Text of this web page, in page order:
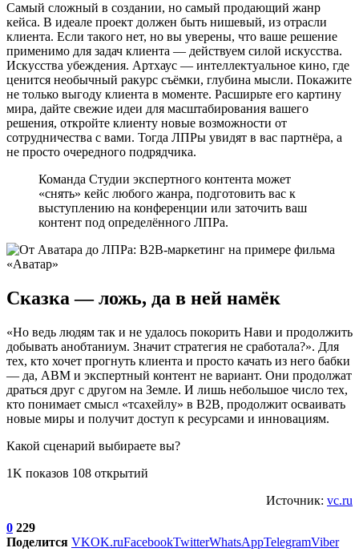
Самый сложный в создании, но самый продающий жанр
кейса. В идеале проект должен быть нишевый, из отрасли
клиента. Если такого нет, но вы уверены, что ваше решение
применимо для задач клиента — действуем силой искусства.
Искусства убеждения. Артхаус — интеллектуальное кино, где
ценится необычный ракурс съёмки, глубина мысли. Покажите
не только выгоду клиента в моменте. Расширьте его картину
мира, дайте свежие идеи для масштабирования вашего
решения, откройте клиенту новые возможности от
сотрудничества с вами. Тогда ЛПРы увидят в вас партнёра, а
не просто очередного подрядчика.
Команда Студии экспертного контента может
«снять» кейс любого жанра, подготовить вас к
выступлению на конференции или заточить ваш
контент под определённого ЛПРа.
Сказка — ложь, да в ней намёк
«Но ведь людям так и не удалось покорить Нави и продолжить
добывать анобтаниум. Значит стратегия не сработала?». Для
тех, кто хочет прогнуть клиента и просто качать из него бабки
— да, АВМ и экспертный контент не вариант. Они продолжат
драться друг с другом на Земле. И лишь небольшое число тех,
кто понимает смысл «тсахейлу» в В2В, продолжит осваивать
новые миры и получит доступ к ресурсами и инновациям.
Какой сценарий выбираете вы?
1K показов 108 открытий
Источник: vc.ru
0 229
Поделится VKOK.ruFacebookTwitterWhatsAppTelegramViber